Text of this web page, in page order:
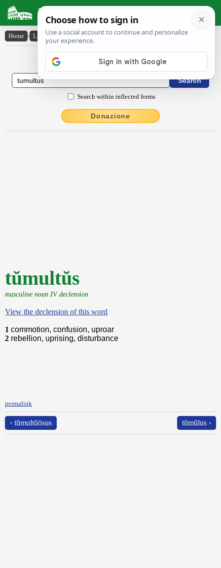
Latin Dictionary
Home › Latin-English › tŭmultŭs
Latin to English Dictionary
Search within inflected forms
Donazione
tŭmultŭs
masculine noun IV declension
View the declension of this word
1 commotion, confusion, uproar
2 rebellion, uprising, disturbance
permalink
‹ tŭmultŭōsus tŭmŭlus ›